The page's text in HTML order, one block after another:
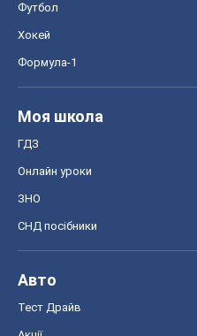
Футбол
Хокей
Формула-1
Моя школа
ГДЗ
Онлайн уроки
ЗНО
СНД посібники
Авто
Тест Драйв